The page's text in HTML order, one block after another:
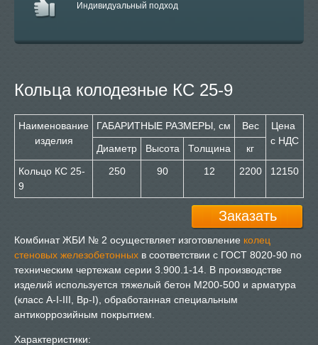
Индивидуальный подход
Кольца колодезные КС 25-9
Наименование
изделия
ГАБАРИТНЫЕ РАЗМЕРЫ, см Вес
Цена
с НДС
Диаметр Высота Толщина
кг
Кольцо КС 25-
9
250 90 12 2200 12150
Заказать
Комбинат ЖБИ № 2 осуществляет изготовление колец
стеновых железобетонных в соответствии с ГОСТ 8020-90 по
техническим чертежам серии 3.900.1-14. В производстве
изделий используется тяжелый бетон М200-500 и арматура
(класс А-I-III, Вр-I), обработанная специальным
антикоррозийным покрытием.
Характеристики: